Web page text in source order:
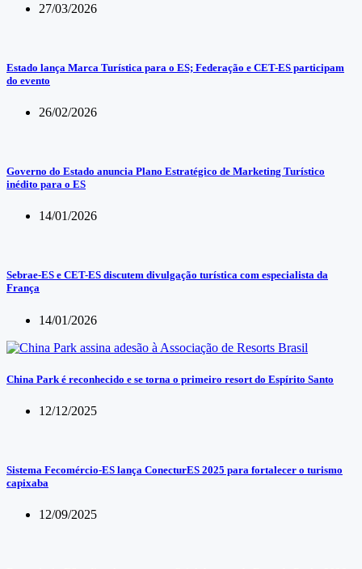
27/03/2026
Estado lança Marca Turística para o ES; Federação e CET-ES participam
do evento
26/02/2026
Governo do Estado anuncia Plano Estratégico de Marketing Turístico
inédito para o ES
14/01/2026
Sebrae-ES e CET-ES discutem divulgação turística com especialista da
França
14/01/2026
China Park é reconhecido e se torna o primeiro resort do Espírito Santo
12/12/2025
Sistema Fecomércio-ES lança ConecturES 2025 para fortalecer o turismo
capixaba
12/09/2025